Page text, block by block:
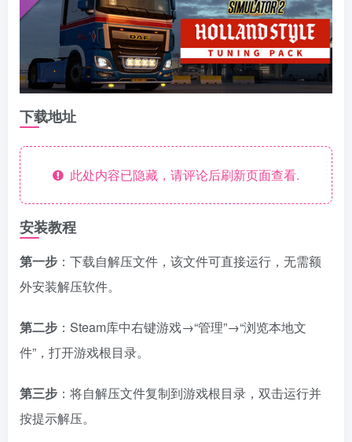
源杂烩 网络游戏 问题求助 手机游戏
下载地址
此处内容已隐藏，请评论后刷新页面查看.
安装教程
第一步 ：下载自解压文件，该文件可直接运行，无需额
外安装解压软件。
第二步 ：Steam库中右键游戏→“管理”→“浏览本地文
件”，打开游戏根目录。
第三步 ：将自解压文件复制到游戏根目录，双击运行并
按提示解压。